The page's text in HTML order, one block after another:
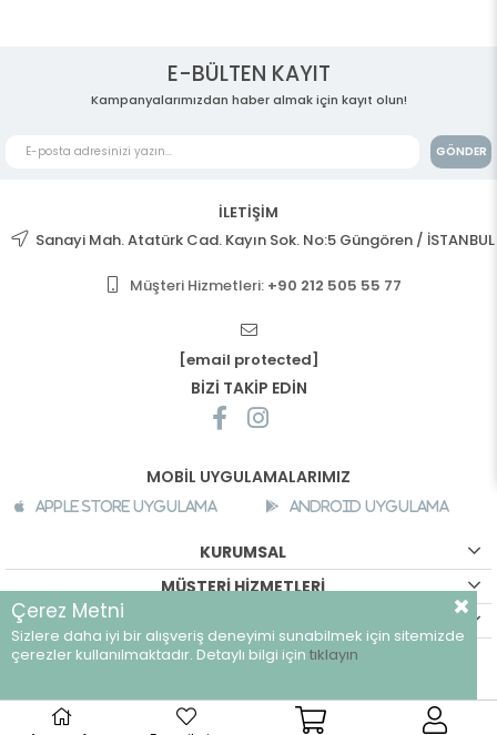
E-BÜLTEN KAYIT
Kampanyalarımızdan haber almak için kayıt olun!
GÖNDER
İLETİŞİM
Sanayi Mah. Atatürk Cad. Kayın Sok. No:5 Güngören / İSTANBUL
Müşteri Hizmetleri: +90 212 505 55 77
[email protected]
BİZİ TAKİP EDİN
MOBİL UYGULAMALARIMIZ
Apple Store Uygulama Android Uygulama
KURUMSAL
MÜŞTERİ HİZMETLERİ
©breeze.com.tr - Tüm hakları saklıdır.
Çerez Metni
Sizlere daha iyi bir alışveriş deneyimi sunabilmek için sitemizde
çerezler kullanılmaktadır. Detaylı bilgi için tıklayın